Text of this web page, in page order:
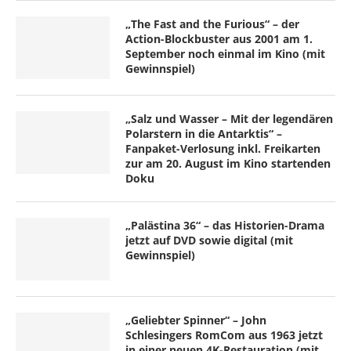
„The Fast and the Furious“ – der
Action-Blockbuster aus 2001 am 1.
September noch einmal im Kino (mit
Gewinnspiel)
„Salz und Wasser – Mit der legendären
Polarstern in die Antarktis“ –
Fanpaket-Verlosung inkl. Freikarten
zur am 20. August im Kino startenden
Doku
„Palästina 36“ – das Historien-Drama
jetzt auf DVD sowie digital (mit
Gewinnspiel)
„Geliebter Spinner“ – John
Schlesingers RomCom aus 1963 jetzt